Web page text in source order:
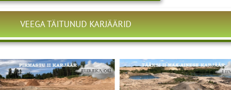
VEEGA TÄITUNUD KARJÄÄRID